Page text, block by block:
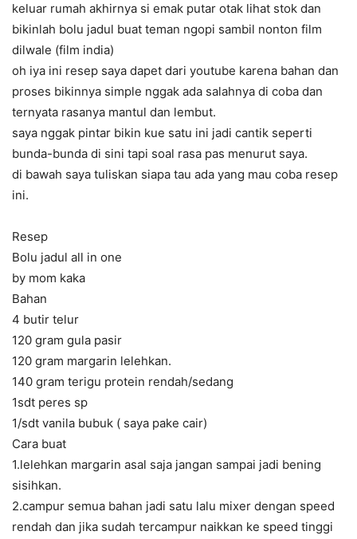
keluar rumah akhirnya si emak putar otak lihat stok dan
bikinlah bolu jadul buat teman ngopi sambil nonton film
dilwale (film india)
oh iya ini resep saya dapet dari youtube karena bahan dan
proses bikinnya simple nggak ada salahnya di coba dan
ternyata rasanya mantul dan lembut.
saya nggak pintar bikin kue satu ini jadi cantik seperti
bunda-bunda di sini tapi soal rasa pas menurut saya.
di bawah saya tuliskan siapa tau ada yang mau coba resep
ini.
Resep
Bolu jadul all in one
by mom kaka
Bahan
4 butir telur
120 gram gula pasir
120 gram margarin lelehkan.
140 gram terigu protein rendah/sedang
1sdt peres sp
1/sdt vanila bubuk ( saya pake cair)
Cara buat
1.lelehkan margarin asal saja jangan sampai jadi bening
sisihkan.
2.campur semua bahan jadi satu lalu mixer dengan speed
rendah dan jika sudah tercampur naikkan ke speed tinggi